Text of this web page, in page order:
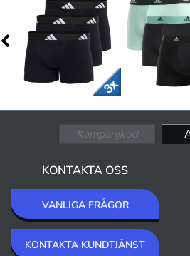
KONTAKTA OSS
VANLIGA FRÅGOR
KONTAKTA KUNDTJÄNST